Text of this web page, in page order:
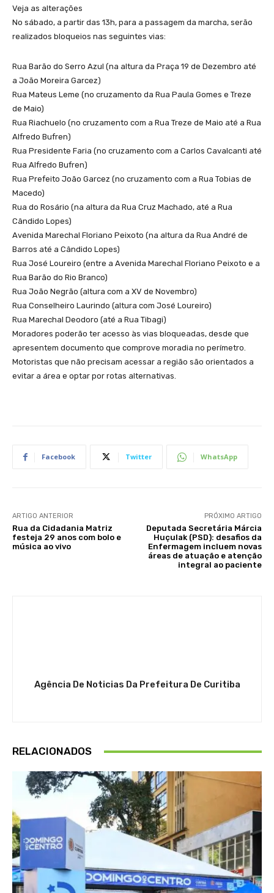
Veja as alterações
No sábado, a partir das 13h, para a passagem da marcha, serão
realizados bloqueios nas seguintes vias:
Rua Barão do Serro Azul (na altura da Praça 19 de Dezembro até
a João Moreira Garcez)
Rua Mateus Leme (no cruzamento da Rua Paula Gomes e Treze
de Maio)
Rua Riachuelo (no cruzamento com a Rua Treze de Maio até a Rua
Alfredo Bufren)
Rua Presidente Faria (no cruzamento com a Carlos Cavalcanti até
Rua Alfredo Bufren)
Rua Prefeito João Garcez (no cruzamento com a Rua Tobias de
Macedo)
Rua do Rosário (na altura da Rua Cruz Machado, até a Rua
Cândido Lopes)
Avenida Marechal Floriano Peixoto (na altura da Rua André de
Barros até a Cândido Lopes)
Rua José Loureiro (entre a Avenida Marechal Floriano Peixoto e a
Rua Barão do Rio Branco)
Rua João Negrão (altura com a XV de Novembro)
Rua Conselheiro Laurindo (altura com José Loureiro)
Rua Marechal Deodoro (até a Rua Tibagi)
Moradores poderão ter acesso às vias bloqueadas, desde que
apresentem documento que comprove moradia no perímetro.
Motoristas que não precisam acessar a região são orientados a
evitar a área e optar por rotas alternativas.
Facebook Twitter WhatsApp
ARTIGO ANTERIOR
Rua da Cidadania Matriz
festeja 29 anos com bolo e
música ao vivo
PRÓXIMO ARTIGO
Deputada Secretária Márcia
Huçulak (PSD): desafios da
Enfermagem incluem novas
áreas de atuação e atenção
integral ao paciente
Agência De Noticias Da Prefeitura De Curitiba
RELACIONADOS